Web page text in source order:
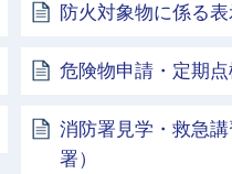
防火対象物に係る
危険物申請・定期点
消防署見学・救急
署）